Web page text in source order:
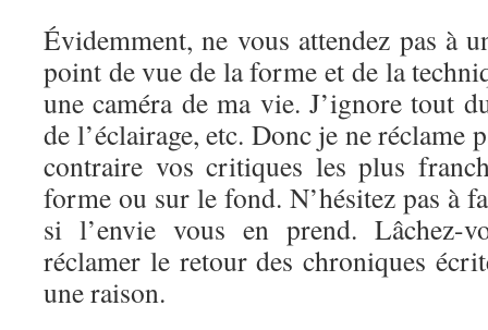
Évidemment, ne vous attendez pas à
point de vue de la forme et de la
une caméra de ma vie. J’ignore tout
de l’éclairage, etc. Donc je ne réclame
contraire vos critiques les plus
forme ou sur le fond. N’hésitez pas à
si l’envie vous en prend. Lâchez-
réclamer le retour des chroniques
une raison.